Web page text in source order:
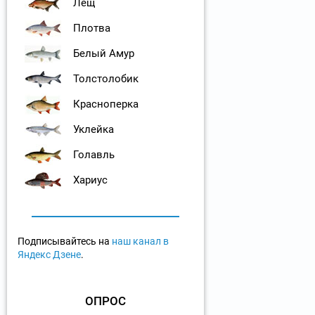
Лещ
Плотва
Белый Амур
Толстолобик
Красноперка
Уклейка
Голавль
Хариус
Подписывайтесь на наш канал в
Яндекс Дзене.
ОПРОС